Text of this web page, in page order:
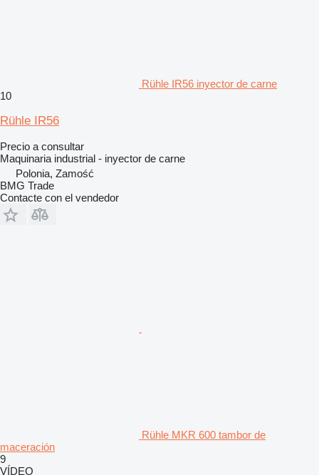
Rühle IR56 inyector de carne
10
Rühle IR56
Precio a consultar
Maquinaria industrial - inyector de carne
Polonia, Zamość
BMG Trade
Contacte con el vendedor
Rühle MKR 600 tambor de
maceración
9
VÍDEO